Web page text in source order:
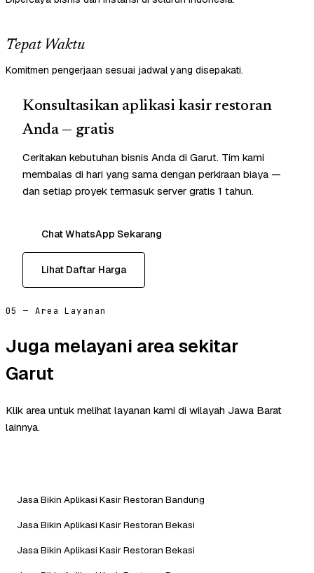
Tepat Waktu
Komitmen pengerjaan sesuai jadwal yang disepakati.
Konsultasikan aplikasi kasir restoran
Anda — gratis
Ceritakan kebutuhan bisnis Anda di Garut. Tim kami
membalas di hari yang sama dengan perkiraan biaya —
dan setiap proyek termasuk server gratis 1 tahun.
Chat WhatsApp Sekarang
Lihat Daftar Harga
05 — Area Layanan
Juga melayani area sekitar
Garut
Klik area untuk melihat layanan kami di wilayah Jawa Barat
lainnya.
Jasa Bikin Aplikasi Kasir Restoran Bandung
Jasa Bikin Aplikasi Kasir Restoran Bekasi
Jasa Bikin Aplikasi Kasir Restoran Bekasi